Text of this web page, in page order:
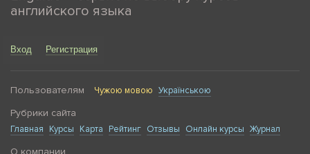
английского языка
Вход Регистрация
Пользователям Чужою мовою Українською
Рубрики сайта
Главная Курсы Карта Рейтинг Отзывы Онлайн курсы Журнал
О компании